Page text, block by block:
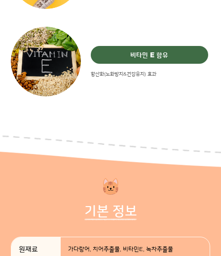
비타민 E 함유
항산화(노화방지&건강유지) 효과
기본 정보
원재료 가다랑어, 치어추출물, 비타민E, 녹차추출물